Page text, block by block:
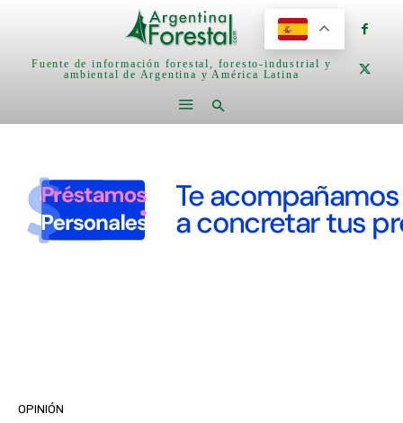
Fuente de información forestal, foresto-industrial y
ambiental de Argentina y América Latina
OPINIÓN